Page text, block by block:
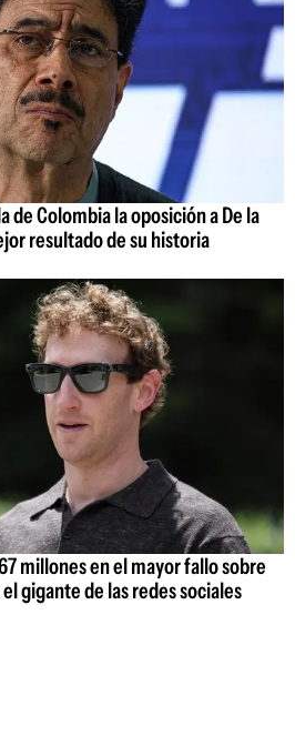
de Colombia la oposición a De la
resultado de su historia
millones en el mayor fallo sobre
gigante de las redes sociales